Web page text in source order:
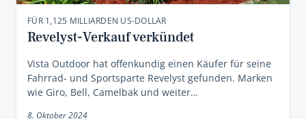
FÜR 1,125 MILLIARDEN US-DOLLAR
Revelyst-Verkauf verkündet
Vista Outdoor hat offenkundig einen Käufer für seine
Fahrrad- und Sportsparte Revelyst gefunden. Marken
wie Giro, Bell, Camelbak und weiter…
8. Oktober 2024